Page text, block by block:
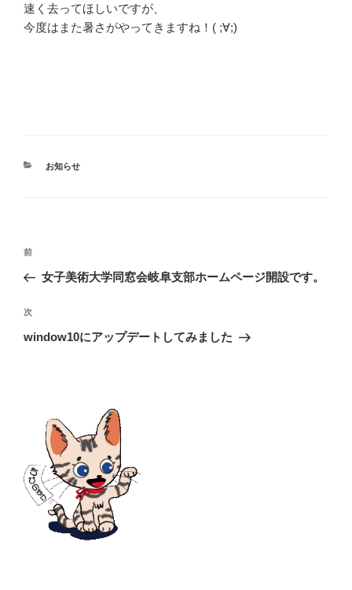
速く去ってほしいですが、
今度はまた暑さがやってきますね！( ;∀;)
カ
お知らせ
稿
ナ
ゲ
ー
前
の
稿
前
女子美術大学同窓会岐阜支部ホームページ開設です。
次
の
次
window10にアップデートしてみました